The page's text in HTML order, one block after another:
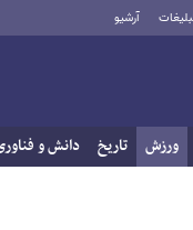
آرشیو
ورزش تاریخ دانش و